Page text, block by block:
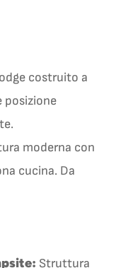
costruito a
posizione
moderna con
cucina. Da
Struttura